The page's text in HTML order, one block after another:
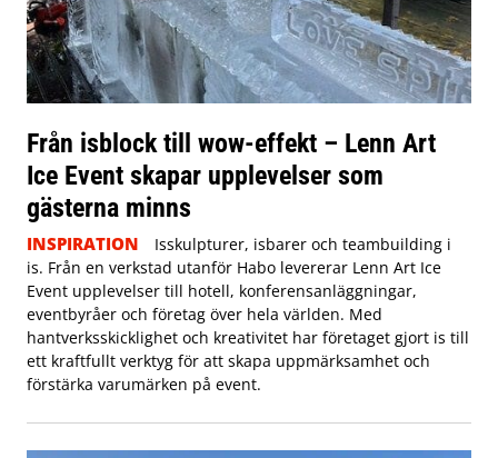
Från isblock till wow-effekt – Lenn Art
Ice Event skapar upplevelser som
gästerna minns
INSPIRATION
Isskulpturer, isbarer och teambuilding i
is. Från en verkstad utanför Habo levererar Lenn Art Ice
Event upplevelser till hotell, konferensanläggningar,
eventbyråer och företag över hela världen. Med
hantverksskicklighet och kreativitet har företaget gjort is till
ett kraftfullt verktyg för att skapa uppmärksamhet och
förstärka varumärken på event.